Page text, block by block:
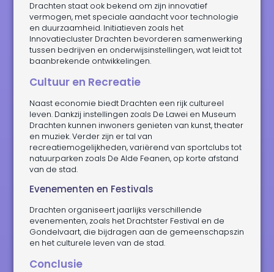
Drachten staat ook bekend om zijn innovatief
vermogen, met speciale aandacht voor technologie
en duurzaamheid. Initiatieven zoals het
Innovatiecluster Drachten bevorderen samenwerking
tussen bedrijven en onderwijsinstellingen, wat leidt tot
baanbrekende ontwikkelingen.
Cultuur en Recreatie
Naast economie biedt Drachten een rijk cultureel
leven. Dankzij instellingen zoals De Lawei en Museum
Drachten kunnen inwoners genieten van kunst, theater
en muziek. Verder zijn er tal van
recreatiemogelijkheden, variërend van sportclubs tot
natuurparken zoals De Alde Feanen, op korte afstand
van de stad.
Evenementen en Festivals
Drachten organiseert jaarlijks verschillende
evenementen, zoals het Drachtster Festival en de
Gondelvaart, die bijdragen aan de gemeenschapszin
en het culturele leven van de stad.
Conclusie